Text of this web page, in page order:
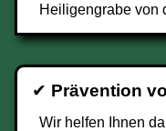
Heiligengrabe von
✔ Prävention
Wir helfen Ihnen